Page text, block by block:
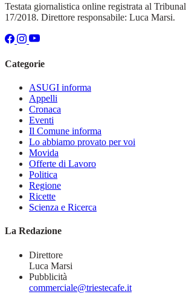
Testata giornalistica online registrata al
17/2018. Direttore responsabile: Luca Marsi.
Categorie
ASUGI informa
Appelli
Cronaca
Eventi
Il Comune informa
Lo abbiamo provato per voi
Movida
Offerte di Lavoro
Politica
Regione
Ricette
Scienza e Ricerca
La Redazione
Direttore
Luca Marsi
Pubblicità
commerciale@triestecafe.it